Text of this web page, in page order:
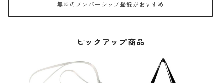
無料のメンバーシップ登録がおすすめ
ピックアップ商品